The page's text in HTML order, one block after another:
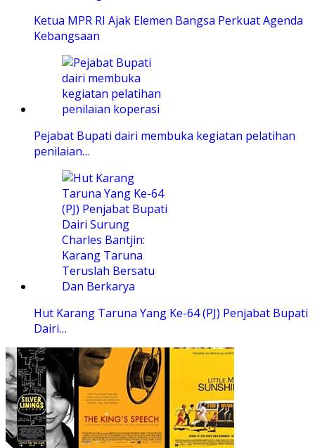
Ketua MPR RI Ajak Elemen Bangsa Perkuat Agenda
Kebangsaan
Pejabat Bupati dairi membuka kegiatan pelatihan
penilaian…
Hut Karang Taruna Yang Ke-64 (PJ) Penjabat Bupati
Dairi…